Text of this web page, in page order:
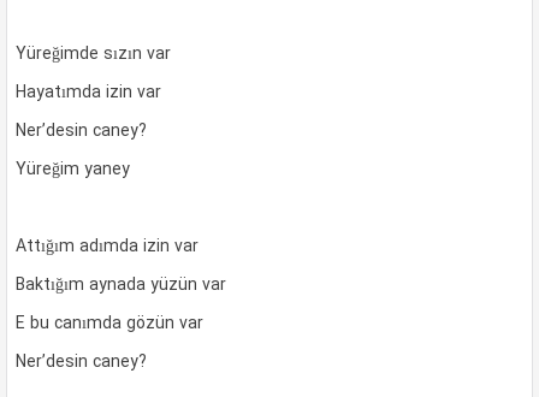
Yüreğimde sızın var
Hayatımda izin var
Ner’desin caney?
Yüreğim yaney
Attığım adımda izin var
Baktığım aynada yüzün var
E bu canımda gözün var
Ner’desin caney?